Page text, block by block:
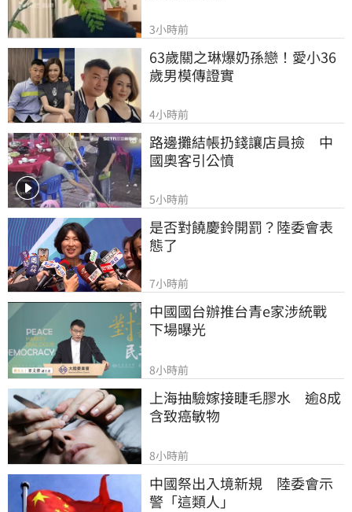
3小時前
63歲關之琳爆奶孫戀！愛小36
歲男模傳證實
4小時前
路邊攤結帳扔錢讓店員撿　中
國奧客引公憤
5小時前
是否對饒慶鈴開罰？陸委會表
態了
7小時前
中國國台辦推台青e家涉統戰
下場曝光
8小時前
上海抽驗嫁接睫毛膠水　逾8成
含致癌敏物
8小時前
中國祭出入境新規　陸委會示
警「這類人」